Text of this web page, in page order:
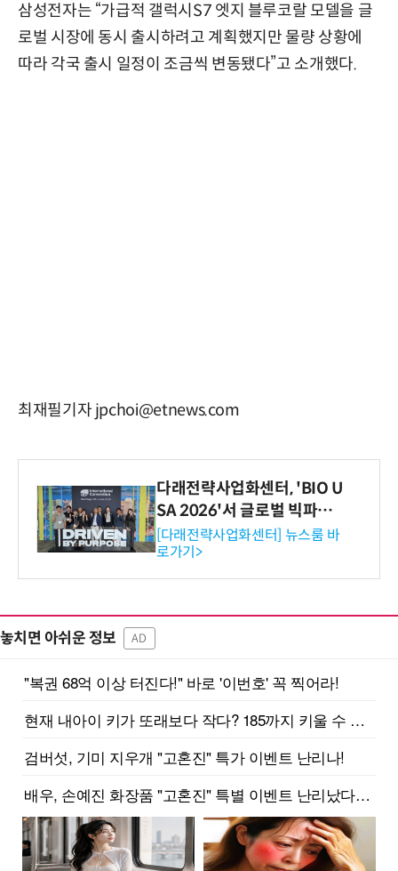
삼성전자는 “가급적 갤럭시S7 엣지 블루코랄 모델을 글
로벌 시장에 동시 출시하려고 계획했지만 물량 상황에
따라 각국 출시 일정이 조금씩 변동됐다”고 소개했다.
최재필기자 jpchoi@etnews.com
다래전략사업화센터, 'BIO U
SA 2026'서 글로벌 빅파마
와의 비즈니스 미팅 지원…K
-바이오 해외 진출 교두보 확
보
[다래전략사업화센터] 뉴스룸 바
로가기>
놓치면 아쉬운 정보 AD